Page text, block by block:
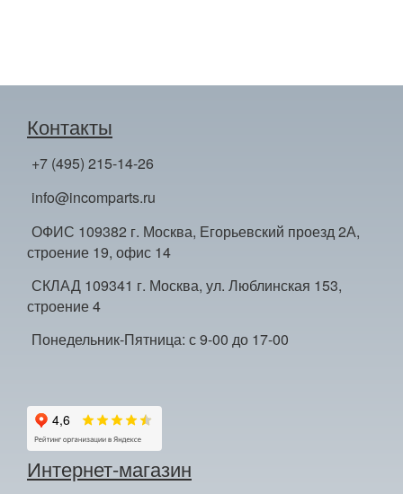
Контакты
+7 (495) 215-14-26
info@incomparts.ru
ОФИС 109382 г. Москва, Егорьевский проезд 2А,
строение 19, офис 14
СКЛАД 109341 г. Москва, ул. Люблинская 153,
строение 4
Понедельник-Пятница: с 9-00 до 17-00
Интернет-магазин